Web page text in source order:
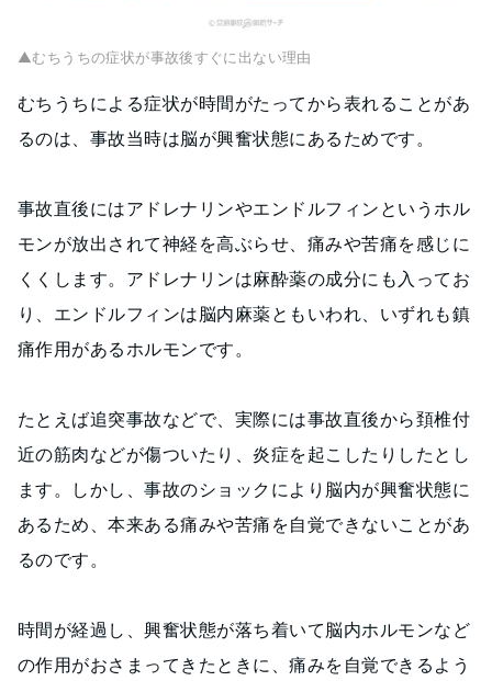
▲むちうちの症状が事故後すぐに出ない理由
むちうちによる症状が時間がたってから表れることがあ
るのは、事故当時は脳が興奮状態にあるためです。
事故直後にはアドレナリンやエンドルフィンというホル
モンが放出されて神経を高ぶらせ、痛みや苦痛を感じに
くくします。アドレナリンは麻酔薬の成分にも入ってお
り、エンドルフィンは脳内麻薬ともいわれ、いずれも鎮
痛作用があるホルモンです。
たとえば追突事故などで、実際には事故直後から頚椎付
近の筋肉などが傷ついたり、炎症を起こしたりしたとし
ます。しかし、事故のショックにより脳内が興奮状態に
あるため、本来ある痛みや苦痛を自覚できないことがあ
るのです。
時間が経過し、興奮状態が落ち着いて脳内ホルモンなど
の作用がおさまってきたときに、痛みを自覚できるよう